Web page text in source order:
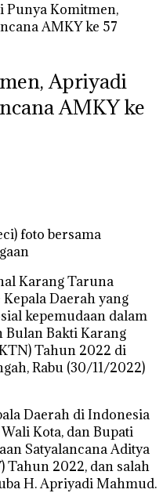
Punya Komitmen,
AMKY ke 57
Apriyadi
AMKY ke
foto bersama
Karang Taruna
Daerah yang
kepemudaan dalam
Bulan Bakti Karang
Tahun 2022 di
Rabu (30/11/2022)
Daerah di Indonesia
Kota, dan Bupati
Satyalancana Aditya
Tahun 2022, dan salah
H. Apriyadi Mahmud.